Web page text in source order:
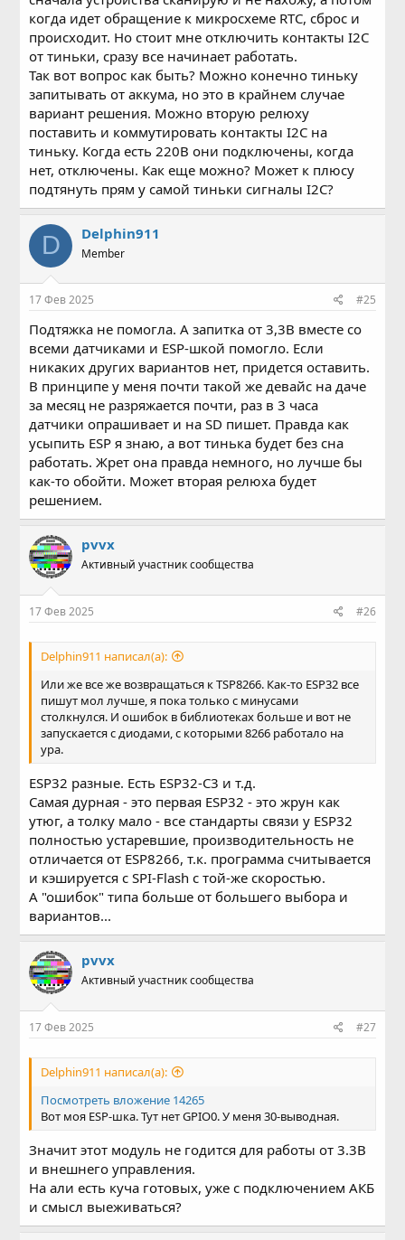
когда идет обращение к микросхеме RTC, сброс и
происходит. Но стоит мне отключить контакты I2C
от тиньки, сразу все начинает работать.
Так вот вопрос как быть? Можно конечно тиньку
запитывать от аккума, но это в крайнем случае
вариант решения. Можно вторую релюху
поставить и коммутировать контакты I2C на
тиньку. Когда есть 220В они подключены, когда
нет, отключены. Как еще можно? Может к плюсу
подтянуть прям у самой тиньки сигналы I2C?
D Delphin911
Member
17 Фев 2025 #25
Подтяжка не помогла. А запитка от 3,3В вместе со
всеми датчиками и ESP-шкой помогло. Если
никаких других вариантов нет, придется оставить.
В принципе у меня почти такой же девайс на даче
за месяц не разряжается почти, раз в 3 часа
датчики опрашивает и на SD пишет. Правда как
усыпить ESP я знаю, а вот тинька будет без сна
работать. Жрет она правда немного, но лучше бы
как-то обойти. Может вторая релюха будет
решением.
pvvx
Активный участник сообщества
17 Фев 2025 #26
Delphin911 написал(а):
Или же все же возвращаться к TSP8266. Как-то ESP32 все
пишут мол лучше, я пока только с минусами
столкнулся. И ошибок в библиотеках больше и вот не
запускается с диодами, с которыми 8266 работало на
ура.
ESP32 разные. Есть ESP32-C3 и т.д.
Самая дурная - это первая ESP32 - это жрун как
утюг, а толку мало - все стандарты связи у ESP32
полностью устаревшие, производительность не
отличается от ESP8266, т.к. программа считывается
и кэшируется с SPI-Flash с той-же скоростью.
А "ошибок" типа больше от большего выбора и
вариантов...
pvvx
Активный участник сообщества
17 Фев 2025 #27
Delphin911 написал(а):
Посмотреть вложение 14265
Вот моя ESP-шка. Тут нет GPIO0. У меня 30-выводная.
Значит этот модуль не годится для работы от 3.3В
и внешнего управления.
На али есть куча готовых, уже с подключением АКБ
и смысл выеживаться?